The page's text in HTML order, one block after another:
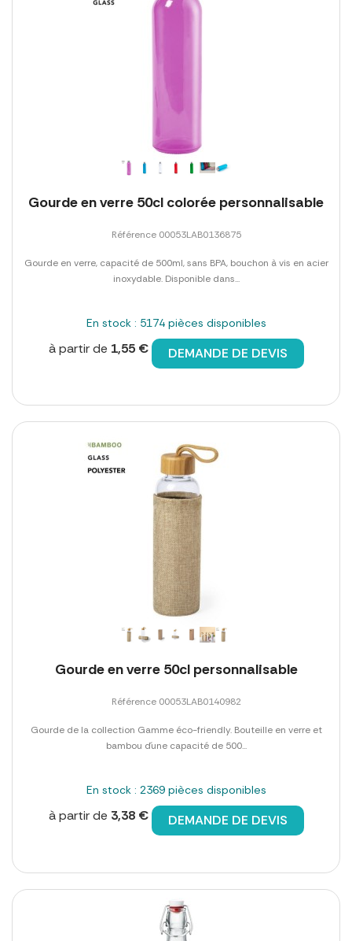
Gourde en verre 50cl colorée personnalisable
Référence 00053LAB0136875
Gourde en verre, capacité de 500ml, sans BPA, bouchon à vis en acier
inoxydable. Disponible dans...
En stock : 5174 pièces disponibles
à partir de 1,55 € DEMANDE DE DEVIS
Gourde en verre 50cl personnalisable
Référence 00053LAB0140982
Gourde de la collection Gamme éco-friendly. Bouteille en verre et
bambou d´une capacité de 500...
En stock : 2369 pièces disponibles
à partir de 3,38 € DEMANDE DE DEVIS